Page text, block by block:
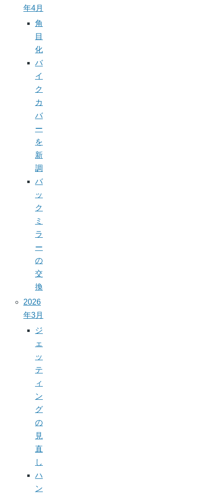
年4月
角
目
化
バ
イ
ク
カ
バ
ー
を
新
調
バ
ッ
ク
ミ
ラ
ー
の
交
換
2026
年3月
ジ
ェ
ッ
テ
ィ
ン
グ
の
見
直
し
ハ
ン